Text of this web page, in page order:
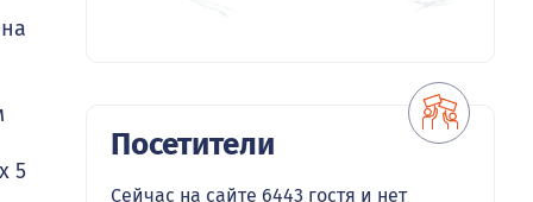
5
Посетители
Сейчас на сайте 6443 гостя и нет